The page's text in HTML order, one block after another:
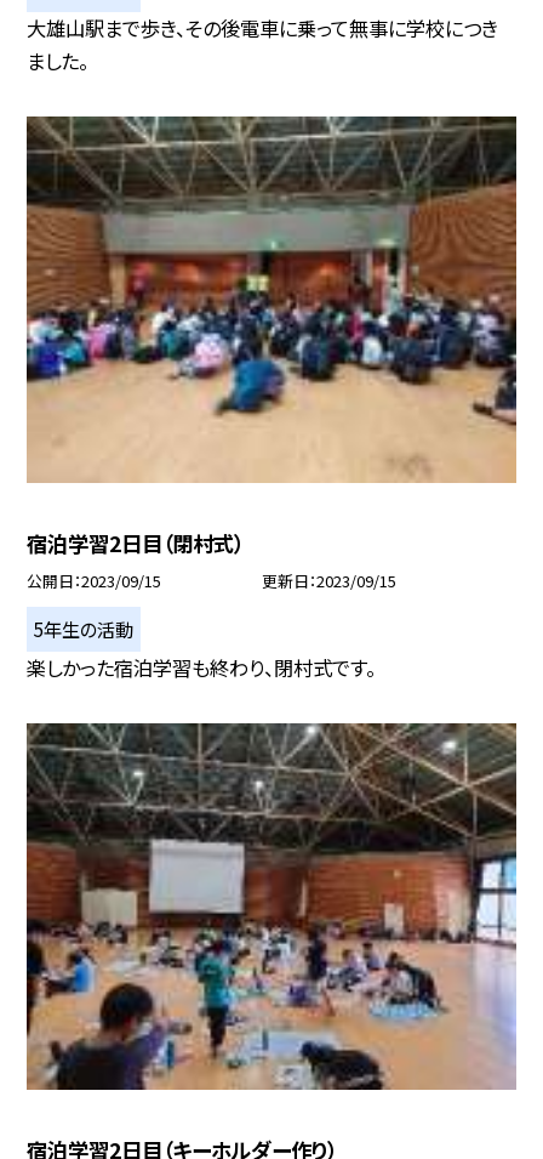
大雄山駅まで歩き、その後電車に乗って無事に学校につき
ました。
宿泊学習2日目（閉村式）
公開日 2023/09/15 更新日 2023/09/15
5年生の活動
楽しかった宿泊学習も終わり、閉村式です。
宿泊学習2日目（キーホルダー作り）